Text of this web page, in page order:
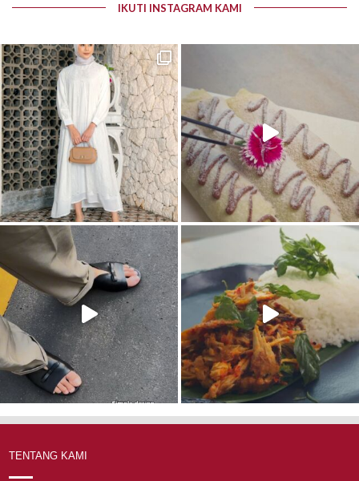
IKUTI INSTAGRAM KAMI
TENTANG KAMI